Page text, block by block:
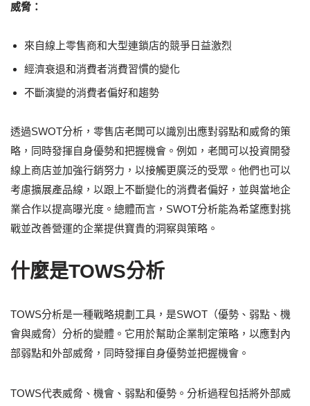
威脅：
來自線上零售商和大型連鎖店的競爭日益激烈
經濟衰退和消費者消費習慣的變化
不斷演變的消費者偏好和趨勢
透過SWOT分析，零售店老闆可以識別出應對弱點和威脅的策
略，同時發揮自身優勢和把握機會。例如，老闆可以投資開發
線上商店並加強行銷努力，以接觸更廣泛的受眾。他們也可以
考慮擴展產品線，以跟上不斷變化的消費者偏好，並與當地企
業合作以提高曝光度。總體而言，SWOT分析能為希望應對挑
戰並改善營運的企業提供寶貴的洞察與策略。
什麼是TOWS分析
TOWS分析是一種戰略規劃工具，是SWOT（優勢、弱點、機
會與威脅）分析的變體。它用於幫助企業制定策略，以應對內
部弱點和外部威脅，同時發揮自身優勢並把握機會。
TOWS代表威脅、機會、弱點和優勢。分析過程包括將外部威